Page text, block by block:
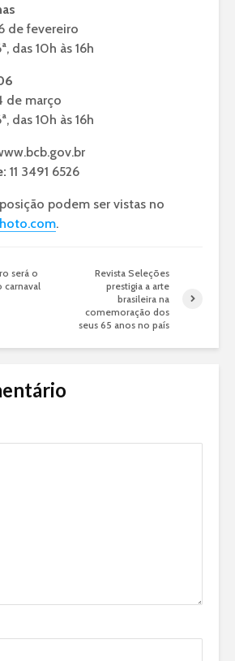
de fevereiro
das 10h às 16h
de março
das 10h às 16h
11 3491 6526
podem ser vistas no
.
será o
carnaval
Revista Seleções
prestigia a arte
brasileira na
comemoração dos
seus 65 anos no país